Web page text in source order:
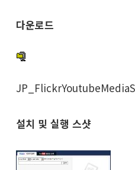
다운로드
설치 및 실행 스샷